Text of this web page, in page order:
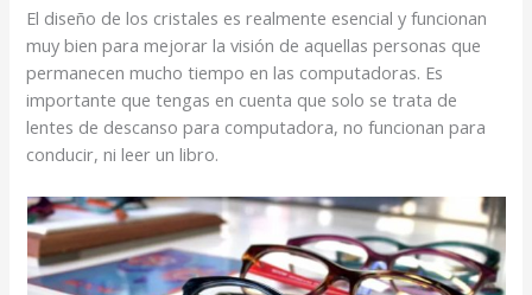
El diseño de los cristales es realmente esencial y funcionan
muy bien para mejorar la visión de aquellas personas que
permanecen mucho tiempo en las computadoras. Es
importante que tengas en cuenta que solo se trata de
lentes de descanso para computadora, no funcionan para
conducir, ni leer un libro.